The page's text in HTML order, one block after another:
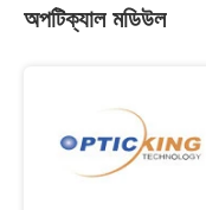
অপটিক্যাল মডিউল